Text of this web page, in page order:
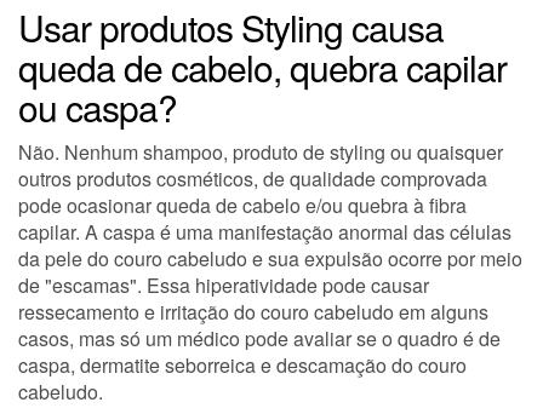
CABELO
DESODORANTE
SOLAR
DERMACLUB
CONSULTORIA DE PRODUTOS LA ROCHE-POSAY
Usar produtos Styling causa
queda de cabelo, quebra capilar
ou caspa?
Não. Nenhum shampoo, produto de styling ou quaisquer
outros produtos cosméticos, de qualidade comprovada
pode ocasionar queda de cabelo e/ou quebra à fibra
capilar. A caspa é uma manifestação anormal das células
da pele do couro cabeludo e sua expulsão ocorre por meio
de "escamas". Essa hiperatividade pode causar
ressecamento e irritação do couro cabeludo em alguns
casos, mas só um médico pode avaliar se o quadro é de
caspa, dermatite seborreica e descamação do couro
cabeludo.